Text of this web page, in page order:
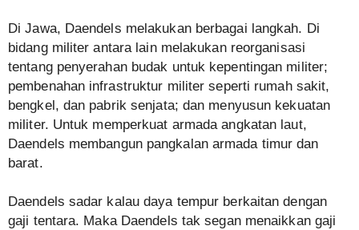
Di Jawa, Daendels melakukan berbagai langkah. Di
bidang militer antara lain melakukan reorganisasi
tentang penyerahan budak untuk kepentingan militer;
pembenahan infrastruktur militer seperti rumah sakit,
bengkel, dan pabrik senjata; dan menyusun kekuatan
militer. Untuk memperkuat armada angkatan laut,
Daendels membangun pangkalan armada timur dan
barat.
Daendels sadar kalau daya tempur berkaitan dengan
gaji tentara. Maka Daendels tak segan menaikkan gaji